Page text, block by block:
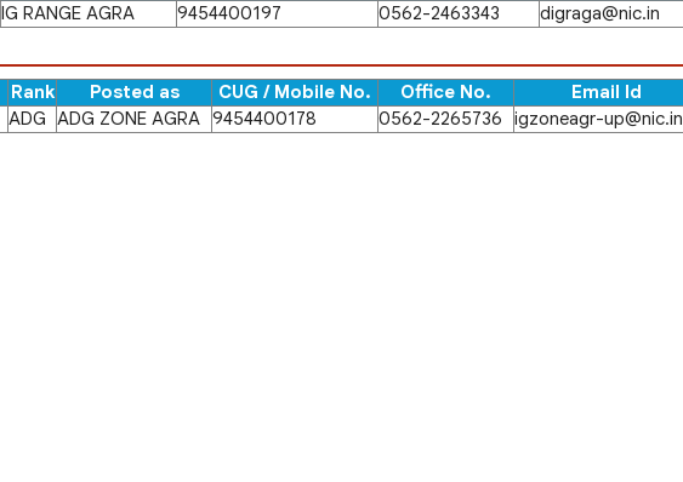
IG RANGE AGRA 9454400197 0562-2463343 digraga@nic.in
Rank Posted as CUG / Mobile No. Office No.
Email Id
ADG ADG ZONE AGRA 9454400178 0562-2265736 igzoneagr-up@nic.in